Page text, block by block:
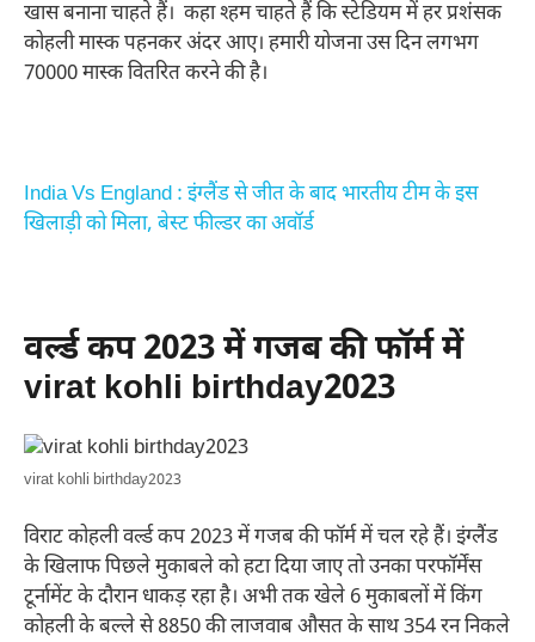
खास बनाना चाहते हैं। कहा श्हम चाहते हैं कि स्टेडियम में हर प्रशंसक
कोहली मास्क पहनकर अंदर आए। हमारी योजना उस दिन लगभग
70000 मास्क वितरित करने की है।
India Vs England : इंग्लैंड से जीत के बाद भारतीय टीम के इस
खिलाड़ी को मिला, बेस्ट फील्डर का अवॉर्ड
वर्ल्ड कप 2023 में गजब की फॉर्म में
virat kohli birthday2023
virat kohli birthday2023
विराट कोहली वर्ल्ड कप 2023 में गजब की फॉर्म में चल रहे हैं। इंग्लैंड
के खिलाफ पिछले मुकाबले को हटा दिया जाए तो उनका परफॉर्मेंस
टूर्नामेंट के दौरान धाकड़ रहा है। अभी तक खेले 6 मुकाबलों में किंग
कोहली के बल्ले से 8850 की लाजवाब औसत के साथ 354 रन निकले